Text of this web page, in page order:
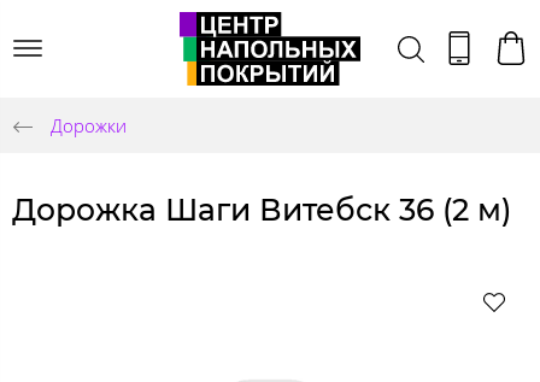
Дорожки
Дорожка Шаги Витебск 36 (2 м)